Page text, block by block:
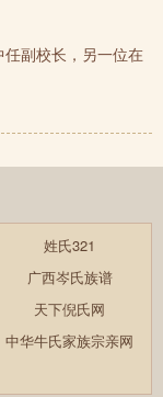
副校长，另一位在
姓氏321
广西岑氏族谱
天下倪氏网
中华牛氏家族宗亲网